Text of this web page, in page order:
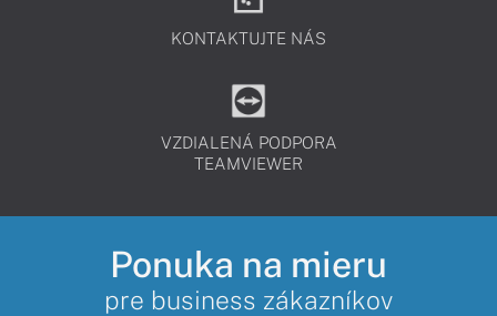
KONTAKTUJTE NÁS
VZDIALENÁ PODPORA
TEAMVIEWER
Ponuka na mieru
pre business zákazníkov